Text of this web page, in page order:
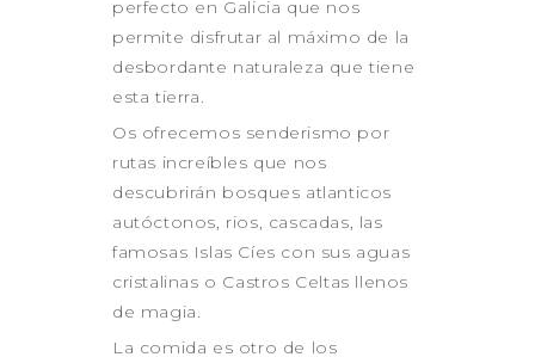
perfecto en Galicia que nos
permite disfrutar al máximo de la
desbordante naturaleza que tiene
esta tierra.
Os ofrecemos senderismo por
rutas increíbles que nos
descubrirán bosques atlanticos
autóctonos, rios, cascadas, las
famosas Islas Cíes con sus aguas
cristalinas o Castros Celtas llenos
de magia.
La comida es otro de los